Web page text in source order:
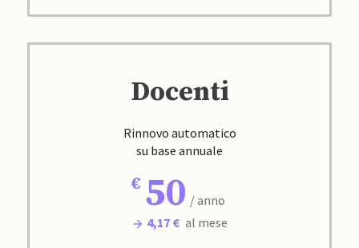
Docenti
Rinnovo automatico
su base annuale
50 / anno
4,17 € al mese